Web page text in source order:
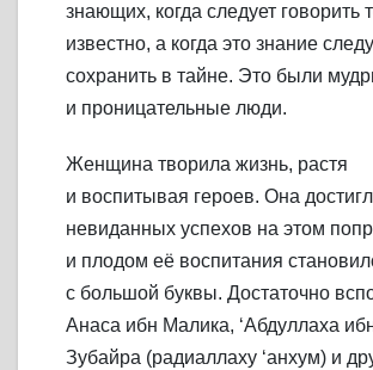
знающих, когда следует говорить
известно, а когда это знание
сохранить в тайне. Это были
и проницательные люди.
Женщина творила жизнь, растя
и воспитывая героев. Она
невиданных успехов на этом
и плодом её воспитания
с большой буквы. Достаточно
Анаса ибн Малика, ‘Абдуллаха
Зубайра (радиаллаху ‘анхум) и